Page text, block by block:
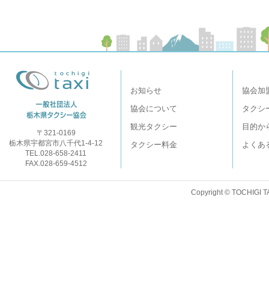
〒321-0169
栃木県宇都宮市八千代1-4-12
TEL.028-658-2411
FAX.028-659-4512
お知らせ
協会について
観光タクシー
タクシー料金
協会加
タクシ
目的か
よくあ
Copyright © TOCHIGI